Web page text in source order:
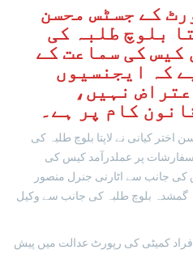
کے جسٹس محسن
بلوچ طلبہ کی
کیس کی سماعت کے
کہ ایجنسیوں
نہیں،
کام پر ہے۔
کیانی نے لاپتا بلوچ طلبہ کی
پر عملدرآمد کیس کی
جانب سے اٹارنی جنرل منصور
بلوچ طلبہ کی جانب سے وکیل
کمیٹی کی رپورٹ عدالت میں پیش